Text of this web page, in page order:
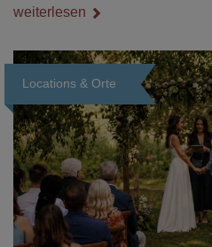
unübersichtlichen Stapel. Wer
Dokument gesucht hat, kennt das
weiterlesen
Locations & Orte